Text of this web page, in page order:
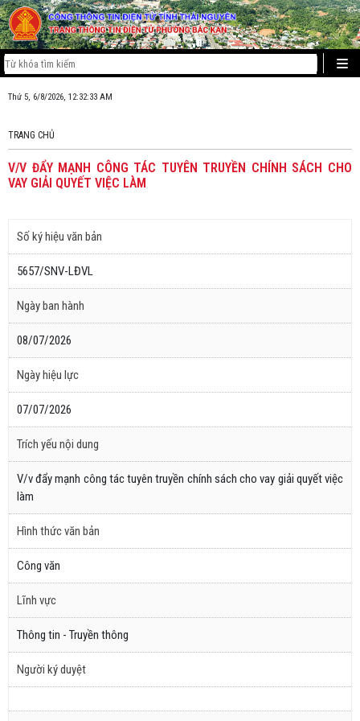
Thứ 5, 6/8/2026, 12:32:33 AM
TRANG CHỦ
V/V ĐẨY MẠNH CÔNG TÁC TUYÊN TRUYỀN CHÍNH SÁCH CHO
VAY GIẢI QUYẾT VIỆC LÀM
Số ký hiệu văn bản
5657/SNV-LĐVL
Ngày ban hành
08/07/2026
Ngày hiệu lực
07/07/2026
Trích yếu nội dung
V/v đẩy mạnh công tác tuyên truyền chính sách cho vay giải quyết việc
làm
Hình thức văn bản
Công văn
Lĩnh vực
Thông tin - Truyền thông
Người ký duyệt